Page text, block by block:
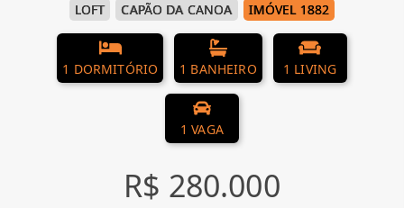
LOFT CAPÃO DA CANOA IMÓVEL 1882
1 DORMITÓRIO 1 BANHEIRO 1 LIVING
1 VAGA
R$ 280.000